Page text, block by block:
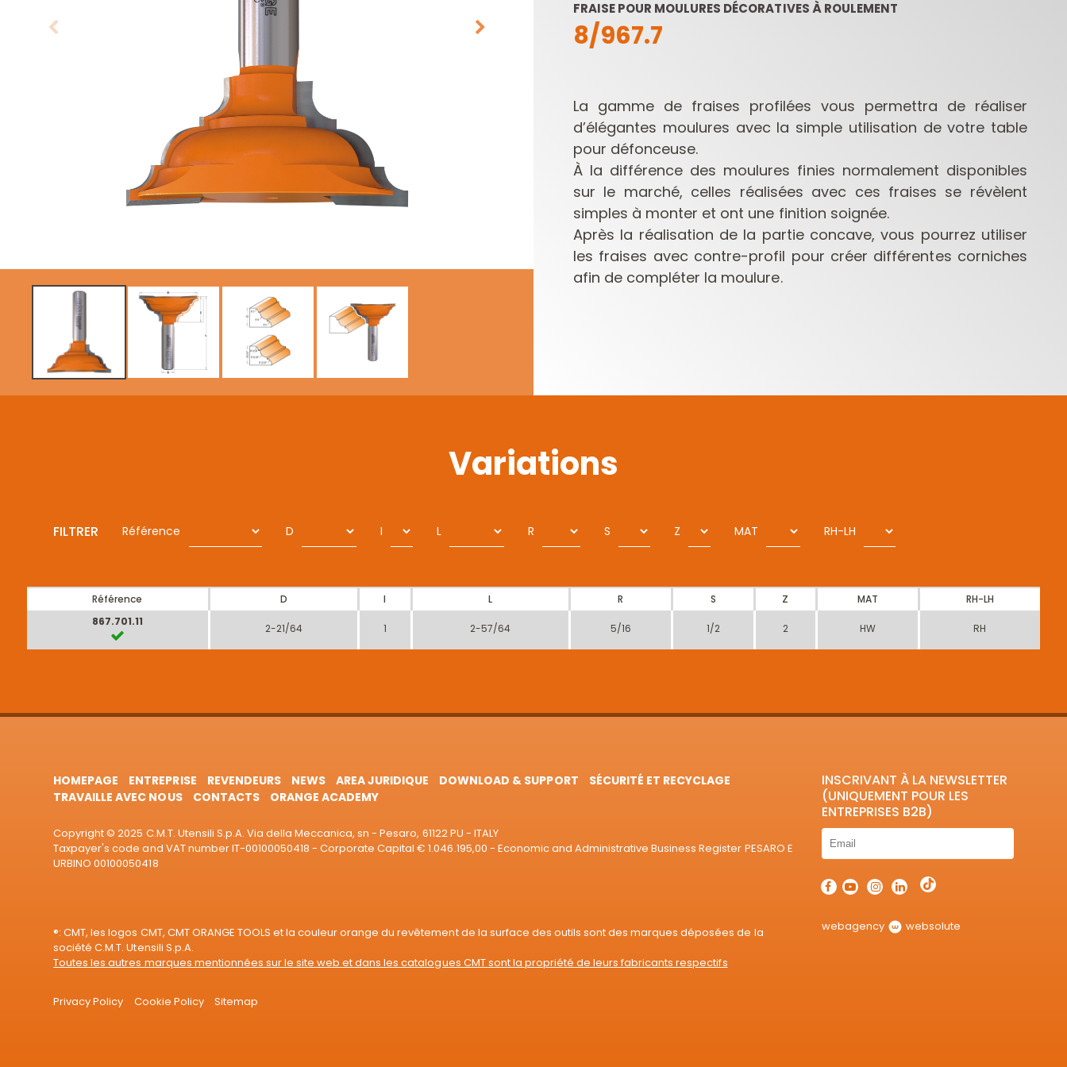
LAMES CIRCULAIRES
CMT CONTRACTOR
TOOLS® - ITK PLUS®
ITK XTREME SAW
PLAQUETTES
RÉVERSIBLES ET
PORTE-OUTILS
COFFRETS DE
FRAISES POUR
DÉFONCEUSES
FRAISES POUR
DÉFONCEUSES
CONTRACTOR
FRAISE POUR MOULURES DÉCORATIVES À ROULEMENT
8/967.7
La gamme de fraises profilées vous permettra de réaliser
d’élégantes moulures avec la simple utilisation de votre table
pour défonceuse.
À la différence des moulures finies normalement disponibles
sur le marché, celles réalisées avec ces fraises se révèlent
simples à monter et ont une finition soignée.
Après la réalisation de la partie concave, vous pourrez utiliser
les fraises avec contre-profil pour créer différentes corniches
afin de compléter la moulure.
Variations
FILTRER Référence D I L R S Z MAT RH-LH
Référence D I L R S Z MAT
RH-LH
867.701.11
2-21/64 1 2-57/64 5/16 1/2 2 HW RH
HOMEPAGE ENTREPRISE REVENDEURS NEWS AREA JURIDIQUE DOWNLOAD & SUPPORT
SÉCURITÉ ET RECYCLAGE
TRAVAILLE AVEC NOUS
CONTACTS ORANGE ACADEMY
Copyright © 2025 C.M.T. Utensili S.p.A. Via della Meccanica, sn - Pesaro, 61122 PU - ITALY
Taxpayer's code and VAT number IT-00100050418 - Corporate Capital € 1.046.195,00 - Economic and Administrative Business Register PESARO E
URBINO 00100050418
®: CMT, les logos CMT, CMT ORANGE TOOLS et la couleur orange du revêtement de la surface des outils sont des marques déposées de la
société C.M.T. Utensili S.p.A.
Toutes les autres marques mentionnées sur le site web et dans les catalogues CMT sont la propriété de leurs fabricants respectifs
Privacy Policy Cookie Policy Sitemap
INSCRIVANT À LA NEWSLETTER
(UNIQUEMENT POUR LES
ENTREPRISES B2B)
webagency websolute